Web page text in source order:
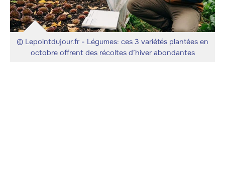
© Lepointdujour.fr - Légumes: ces 3 variétés plantées en
octobre offrent des récoltes d’hiver abondantes